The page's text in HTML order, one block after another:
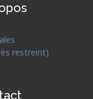
restreint)